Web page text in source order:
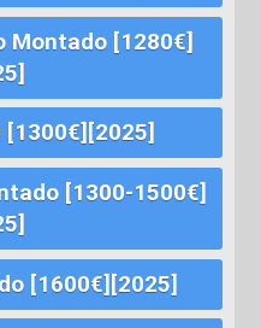
Montado [1280€]
[1300€][2025]
[1300-1500€]
[1600€][2025]